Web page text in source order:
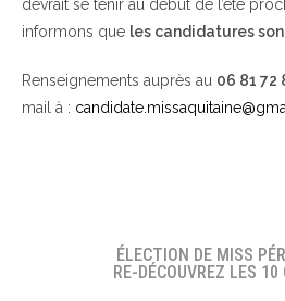
devrait se tenir au début de l’été
informons que les candidatures
Renseignements auprès au 06 81 72
mail à :
ÉLECTION DE MISS
RE-DÉCOUVREZ LES 10